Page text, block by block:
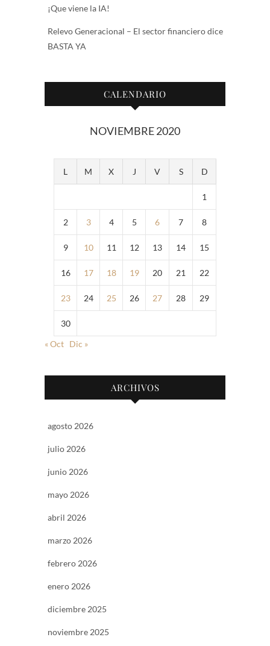
¡Que viene la IA!
Relevo Generacional – El sector financiero dice
BASTA YA
CALENDARIO
NOVIEMBRE 2020
L M X J V S D
1
2 3 4 5 6 7 8
9 10 11 12 13 14 15
16 17 18 19 20 21 22
23 24 25 26 27 28 29
30
« Oct Dic »
ARCHIVOS
agosto 2026
julio 2026
junio 2026
mayo 2026
abril 2026
marzo 2026
febrero 2026
enero 2026
diciembre 2025
noviembre 2025